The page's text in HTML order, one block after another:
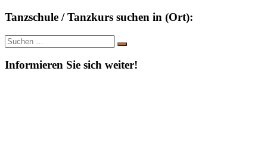
Tanzschule / Tanzkurs suchen in (Ort):
Suche
nach:
Suchen
Informieren Sie sich weiter!